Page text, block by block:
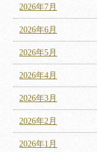
2026年7月
2026年6月
2026年5月
2026年4月
2026年3月
2026年2月
2026年1月